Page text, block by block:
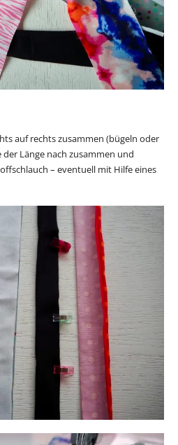
auf rechts zusammen (bügeln oder
Länge nach zusammen und
– eventuell mit Hilfe eines